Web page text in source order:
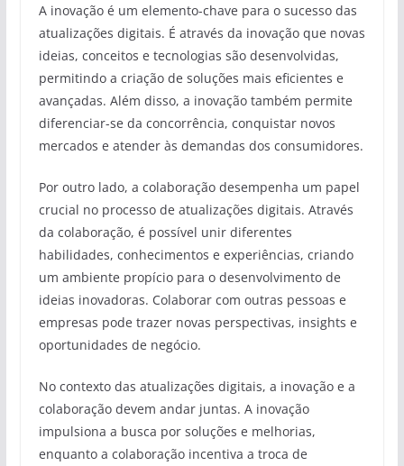
A inovação é um elemento-chave para o sucesso das
atualizações digitais. É através da inovação que novas
ideias, conceitos e tecnologias são desenvolvidas,
permitindo a criação de soluções mais eficientes e
avançadas. Além disso, a inovação também permite
diferenciar-se da concorrência, conquistar novos
mercados e atender às demandas dos consumidores.
Por outro lado, a colaboração desempenha um papel
crucial no processo de atualizações digitais. Através
da colaboração, é possível unir diferentes
habilidades, conhecimentos e experiências, criando
um ambiente propício para o desenvolvimento de
ideias inovadoras. Colaborar com outras pessoas e
empresas pode trazer novas perspectivas, insights e
oportunidades de negócio.
No contexto das atualizações digitais, a inovação e a
colaboração devem andar juntas. A inovação
impulsiona a busca por soluções e melhorias,
enquanto a colaboração incentiva a troca de